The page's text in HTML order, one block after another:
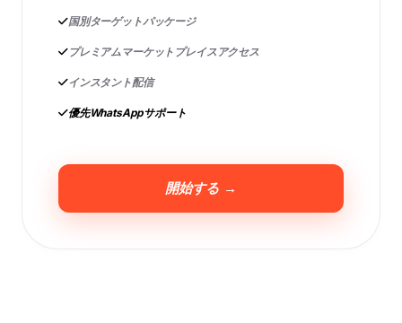
国別ターゲットパッケージ
プレミアムマーケットプレイスアクセス
インスタント配信
優先WhatsAppサポート
開始する →